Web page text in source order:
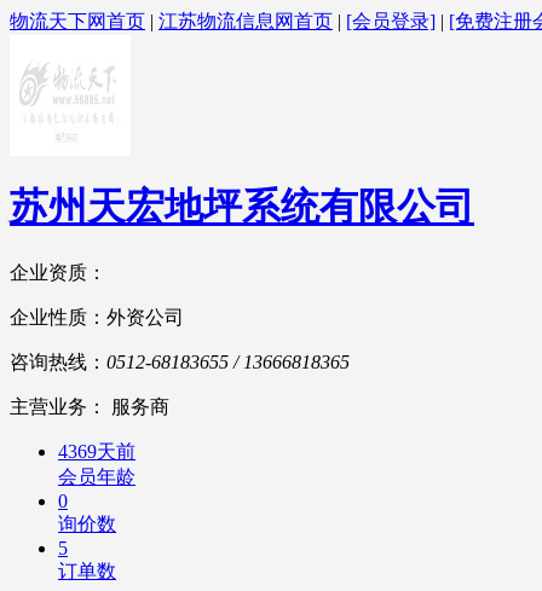
物流天下网首页 | 江苏物流信息网首页 | [会员登录] | [免费注册
苏州天宏地坪系统有限公司
企业资质：
企业性质：外资公司
咨询热线： 0512-68183655 / 13666818365
主营业务： 服务商
4369天前
会员年龄
0
询价数
5
订单数